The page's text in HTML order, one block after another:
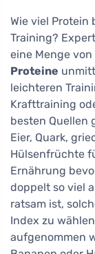
Wie viel Protein
Training?
eine Menge von
Proteine
leichteren
Krafttraining
besten Quellen
Eier, Quark,
Hülsenfrüchte
Ernährung
doppelt so viel
ratsam ist,
Index zu
aufgenommen